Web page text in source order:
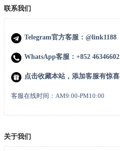
联系我们
Telegram官方客服：@link1188
WhatsApp客服：+852 46346602
点击收藏本站，添加客服有惊喜
客服在线时间：AM9:00-PM10:00
关于我们